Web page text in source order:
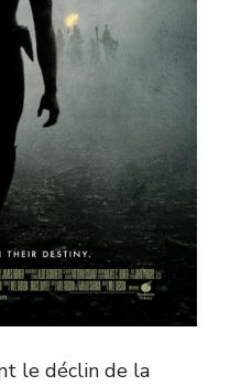
le déclin de la